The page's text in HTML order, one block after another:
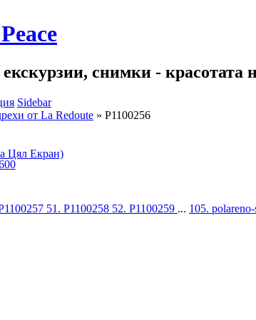
снимки - красотата
Sidebar
от La Redoute » P1100256
Цял Екран)
51. P1100258 52. P1100259 ... 105.